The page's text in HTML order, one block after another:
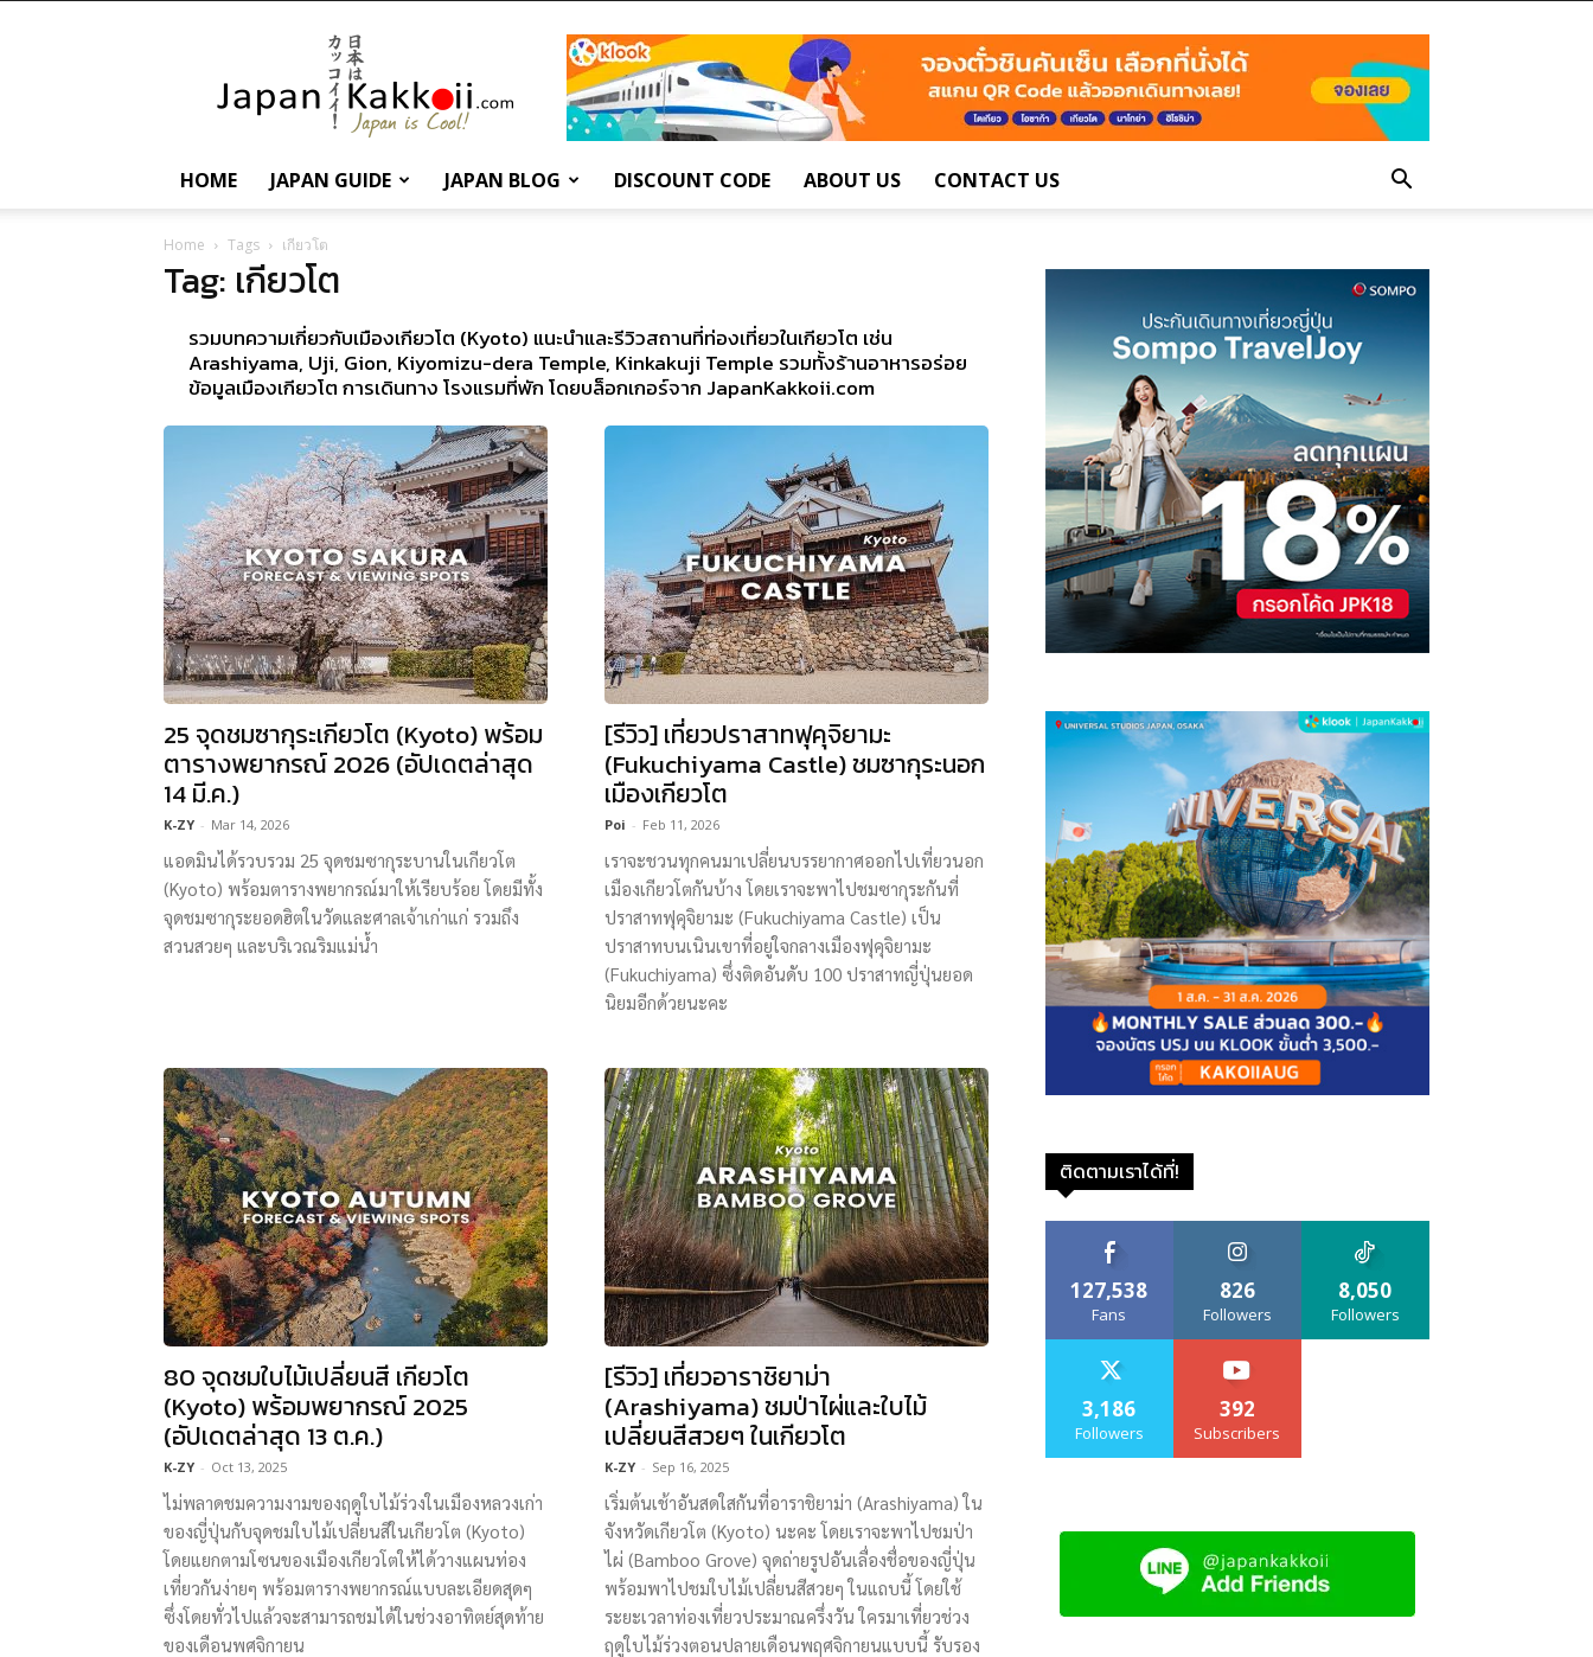
เกี่ยว
กับ
ญี่ปุ่น
และ
การ
HOME JAPAN GUIDE JAPAN BLOG DISCOUNT CODE ABOUT US CONTACT US
Home Tags เกียวโต
Tag: เกียวโต
รวมบทความเกี่ยวกับเมืองเกียวโต (Kyoto) แนะนำและรีวิวสถานที่ท่องเที่ยวในเกียวโต เช่น
Arashiyama, Uji, Gion, Kiyomizu-dera Temple, Kinkakuji Temple รวมทั้งร้านอาหารอร่อย
ข้อมูลเมืองเกียวโต การเดินทาง โรงแรมที่พัก โดยบล็อกเกอร์จาก JapanKakkoii.com
25 จุดชมซากุระเกียวโต (Kyoto) พร้อม
ตารางพยากรณ์ 2026 (อัปเดตล่าสุด
14 มี.ค.)
K-ZY - Mar 14, 2026
แอดมินได้รวบรวม 25 จุดชมซากุระบานในเกียวโต
(Kyoto) พร้อมตารางพยากรณ์มาให้เรียบร้อย โดยมีทั้ง
จุดชมซากุระยอดฮิตในวัดและศาลเจ้าเก่าแก่ รวมถึง
สวนสวยๆ และบริเวณริมแม่น้ำ
[รีวิว] เที่ยวปราสาทฟุคุจิยามะ
(Fukuchiyama Castle) ชมซากุระนอก
เมืองเกียวโต
Poi - Feb 11, 2026
เราจะชวนทุกคนมาเปลี่ยนบรรยากาศออกไปเที่ยวนอก
เมืองเกียวโตกันบ้าง โดยเราจะพาไปชมซากุระกันที่
ปราสาทฟุคุจิยามะ (Fukuchiyama Castle) เป็น
ปราสาทบนเนินเขาที่อยู่ใจกลางเมืองฟุคุจิยามะ
(Fukuchiyama) ซึ่งติดอันดับ 100 ปราสาทญี่ปุ่นยอด
นิยมอีกด้วยนะคะ
80 จุดชมใบไม้เปลี่ยนสี เกียวโต
(Kyoto) พร้อมพยากรณ์ 2025
(อัปเดตล่าสุด 13 ต.ค.)
K-ZY - Oct 13, 2025
ไม่พลาดชมความงามของฤดูใบไม้ร่วงในเมืองหลวงเก่า
ของญี่ปุ่นกับจุดชมใบไม้เปลี่ยนสีในเกียวโต (Kyoto)
โดยแยกตามโซนของเมืองเกียวโตให้ได้วางแผนท่อง
เที่ยวกันง่ายๆ พร้อมตารางพยากรณ์แบบละเอียดสุดๆ
ซึ่งโดยทั่วไปแล้วจะสามารถชมได้ในช่วงอาทิตย์สุดท้าย
ของเดือนพศจิกายน
[รีวิว] เที่ยวอาราชิยาม่า
(Arashiyama) ชมป่าไผ่และใบไม้
เปลี่ยนสีสวยๆ ในเกียวโต
K-ZY - Sep 16, 2025
เริ่มต้นเช้าอันสดใสกันที่อาราชิยาม่า (Arashiyama) ใน
จังหวัดเกียวโต (Kyoto) นะคะ โดยเราจะพาไปชมป่า
ไผ่ (Bamboo Grove) จุดถ่ายรูปอันเลื่องชื่อของญี่ปุ่น
พร้อมพาไปชมใบไม้เปลี่ยนสีสวยๆ ในแถบนี้ โดยใช้
ระยะเวลาท่องเที่ยวประมาณครึ่งวัน ใครมาเที่ยวช่วง
ฤดูใบไม้ร่วงตอนปลายเดือนพฤศจิกายนแบบนี้ รับรอง
ติดตามเราได้ที่!
127,538
Fans
826
Followers
8,050
Followers
3,186
Followers
392
Subscribers